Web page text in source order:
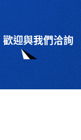
歡迎與我們洽詢